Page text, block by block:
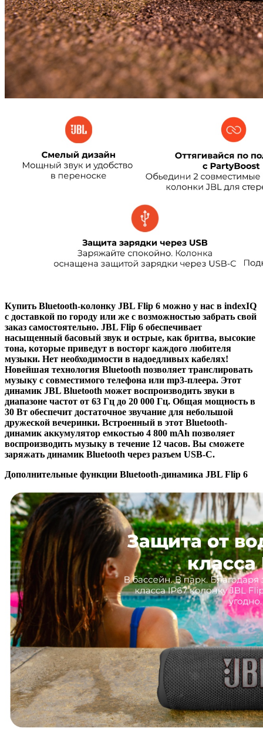
Купить Bluetooth-колонку JBL Flip 6 можно у нас в indexIQ
с доставкой по городу или же с возможностью забрать свой
заказ самостоятельно. JBL Flip 6 обеспечивает
насыщенный басовый звук и острые, как бритва, высокие
тона, которые приведут в восторг каждого любителя
музыки. Нет необходимости в надоедливых кабелях!
Новейшая технология Bluetooth позволяет транслировать
музыку с совместимого телефона или mp3-плеера. Этот
динамик JBL Bluetooth может воспроизводить звуки в
диапазоне частот от 63 Гц до 20 000 Гц. Общая мощность в
30 Вт обеспечит достаточное звучание для небольшой
дружеской вечеринки. Встроенный в этот Bluetooth-
динамик аккумулятор емкостью 4 800 mAh позволяет
воспроизводить музыку в течение 12 часов. Вы сможете
заряжать динамик Bluetooth через разъем USB-C.
Дополнительные функции Bluetooth-динамика JBL Flip 6